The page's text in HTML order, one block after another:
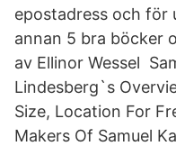
epostadress och för
annan 5 bra böcker
av Ellinor Wessel
Lindesberg`s
Size, Location For
Makers Of Samuel